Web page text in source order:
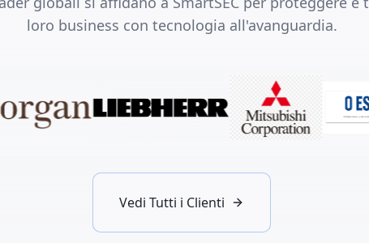
loro business con tecnologia all'avanguardia.
Vedi Tutti i Clienti